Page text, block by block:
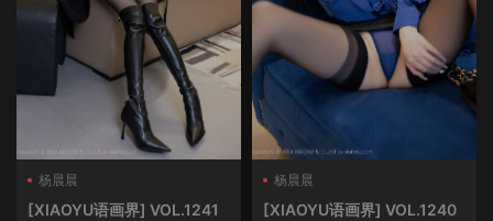
杨晨晨
[XIAOYU语画界] VOL.1241
杨晨晨
[XIAOYU语画界] VOL.1240